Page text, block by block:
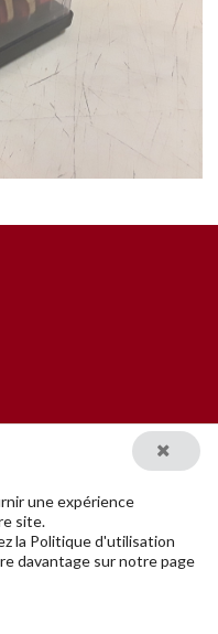
une expérience
site.
la Politique d'utilisation
davantage sur notre page